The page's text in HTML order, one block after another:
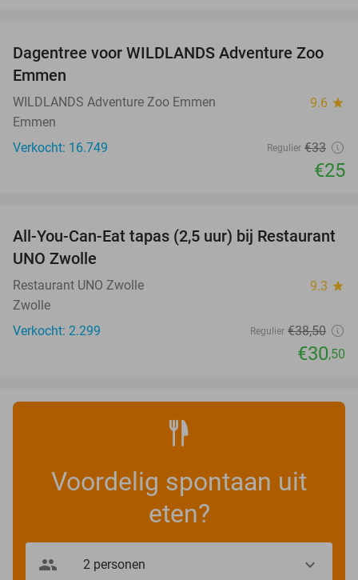
24%
Dagentree voor WILDLANDS Adventure Zoo
Emmen
WILDLANDS Adventure Zoo Emmen 9.6 star
Emmen
Verkocht: 16.749
Regulier €33
€25
21%
All-You-Can-Eat tapas (2,5 uur) bij Restaurant
UNO Zwolle
Restaurant UNO Zwolle 9.3 star
Zwolle
Verkocht: 2.299
Regulier €38,50
€30,50
Voordelig spontaan uit
eten?